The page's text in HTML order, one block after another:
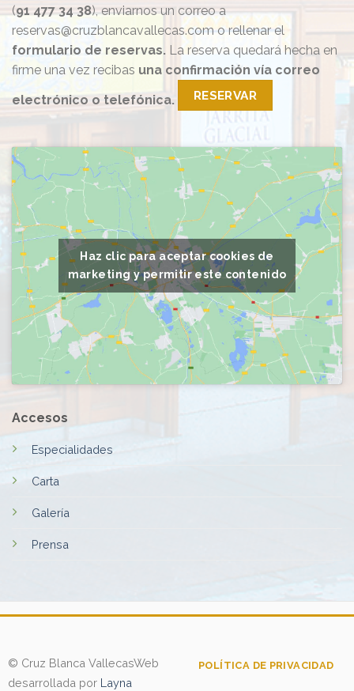
Haz clic para aceptar cookies de
marketing y permitir este contenido
Accesos
Especialidades
Carta
Galería
Prensa
(91 477 34 38), enviarnos un correo a
reservas@cruzblancavallecas.com o rellenar el
formulario de reservas. La reserva quedará hecha en
firme una vez recibas una confirmación vía correo
electrónico o telefónica. RESERVAR
© Cruz Blanca VallecasWeb
desarrollada por Layna
POLÍTICA DE PRIVACIDAD